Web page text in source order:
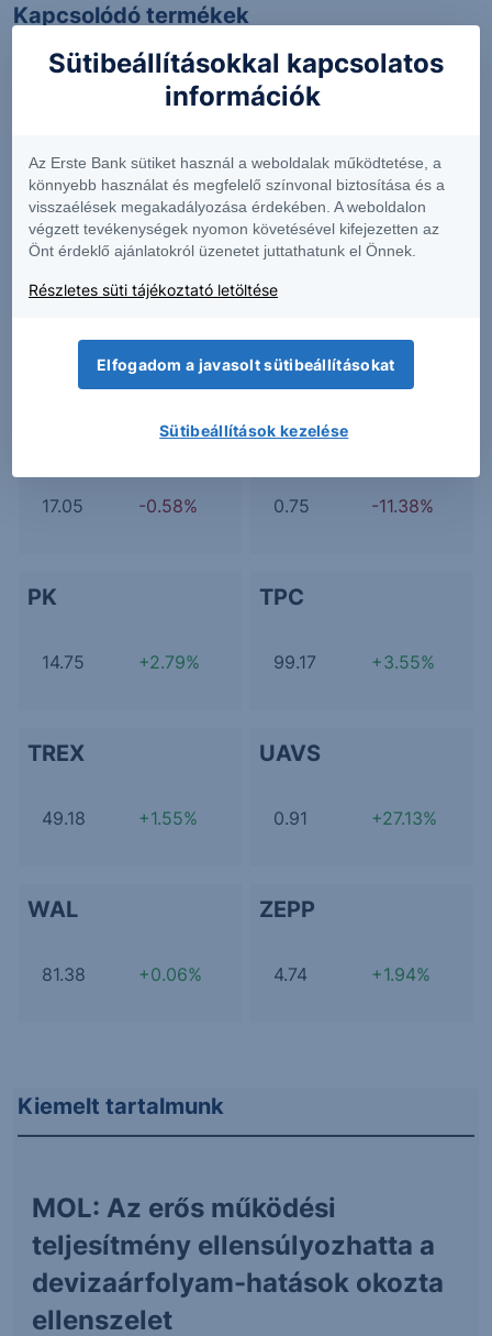
Kapcsolódó termékek
2.08 -2.12% 183.76 -1.21%
GTE
8.96
GTLS
17.05 -0.58%
NRDY
0.75 -11.38%
PK
14.75 +2.79%
TPC
99.17 +3.55%
TREX
49.18 +1.55%
UAVS
0.91 +27.13%
WAL
81.38 +0.06%
ZEPP
4.74 +1.94%
Kiemelt tartalmunk
MOL: Az erős működési
teljesítmény ellensúlyozhatta a
devizaárfolyam-hatások okozta
ellenszelet
Sütibeállításokkal kapcsolatos
információk
Az Erste Bank sütiket használ a weboldalak működtetése, a
könnyebb használat és megfelelő színvonal biztosítása és a
visszaélések megakadályozása érdekében. A weboldalon
végzett tevékenységek nyomon követésével kifejezetten az
Önt érdeklő ajánlatokról üzenetet juttathatunk el Önnek.
Részletes süti tájékoztató letöltése
Elfogadom a javasolt sütibeállításokat
Sütibeállítások kezelése